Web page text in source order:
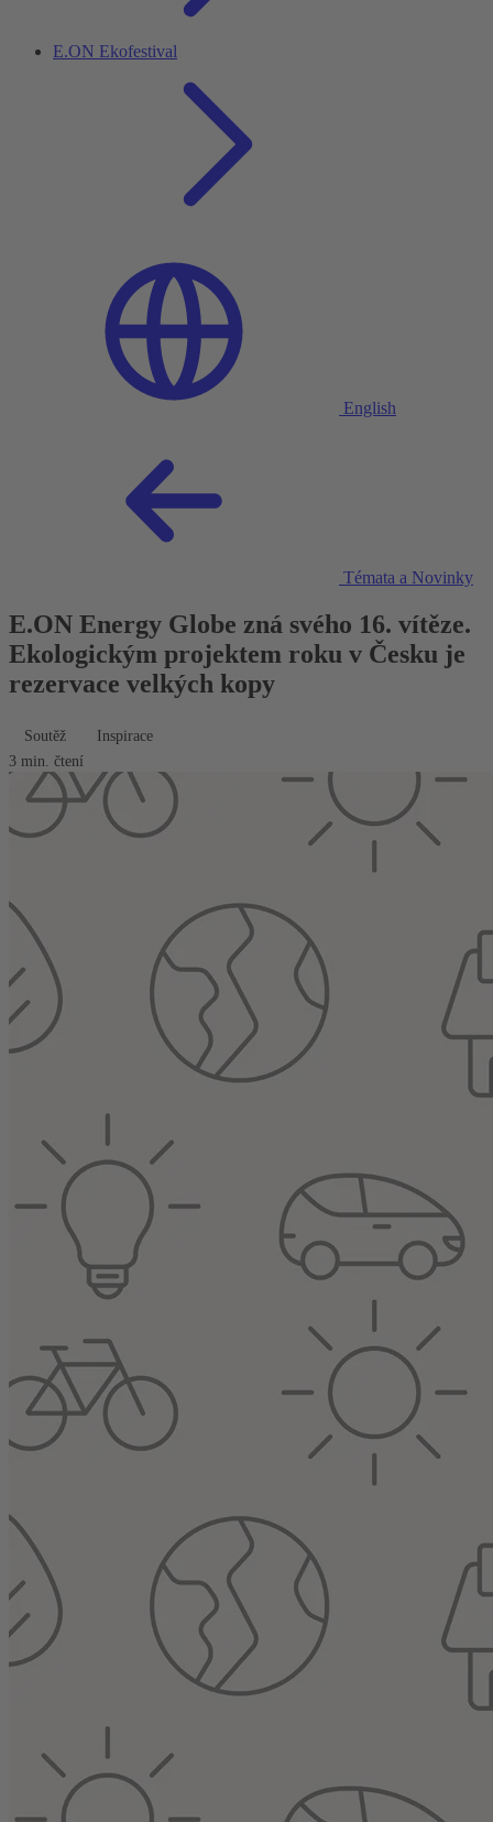
E.ON Ekofestival
English
Témata a Novinky
E.ON Energy Globe zná svého 16. vítěze.
Ekologickým projektem roku v Česku je
rezervace velkých kopy
Soutěž
Inspirace
3 min. čtení